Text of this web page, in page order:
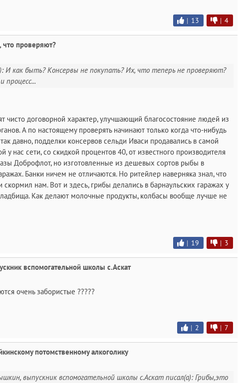
| 13 | 4
проверяют?
И как быть? Консервы не покупать? Их, что теперь не проверяют?
процесс...
чисто договорной характер, улучшающий благосостояние людей из
А по настоящему проверять начинают только когда что-нибудь
так давно, подделки консервов сельди Иваси продавались в самой
у нас сети, со скидкой процентов 40, от известного производителя
Доброфлот, но изготовленные из дешевых сортов рыбы в
Банки ничем не отличаются. Но ритейлер наверняка знал, что
скормил нам. Вот и здесь, грибы делались в барнаульских гаражах у
Как делают молочные продукты, колбасы вообще лучше не
| 19 | 3
вспомогательной школы с.Аскат
очень забористые ?????
| 2 | 7
потомственному алкоголику
выпускник вспомогательной школы с.Аскат писал(а): Грибы,это